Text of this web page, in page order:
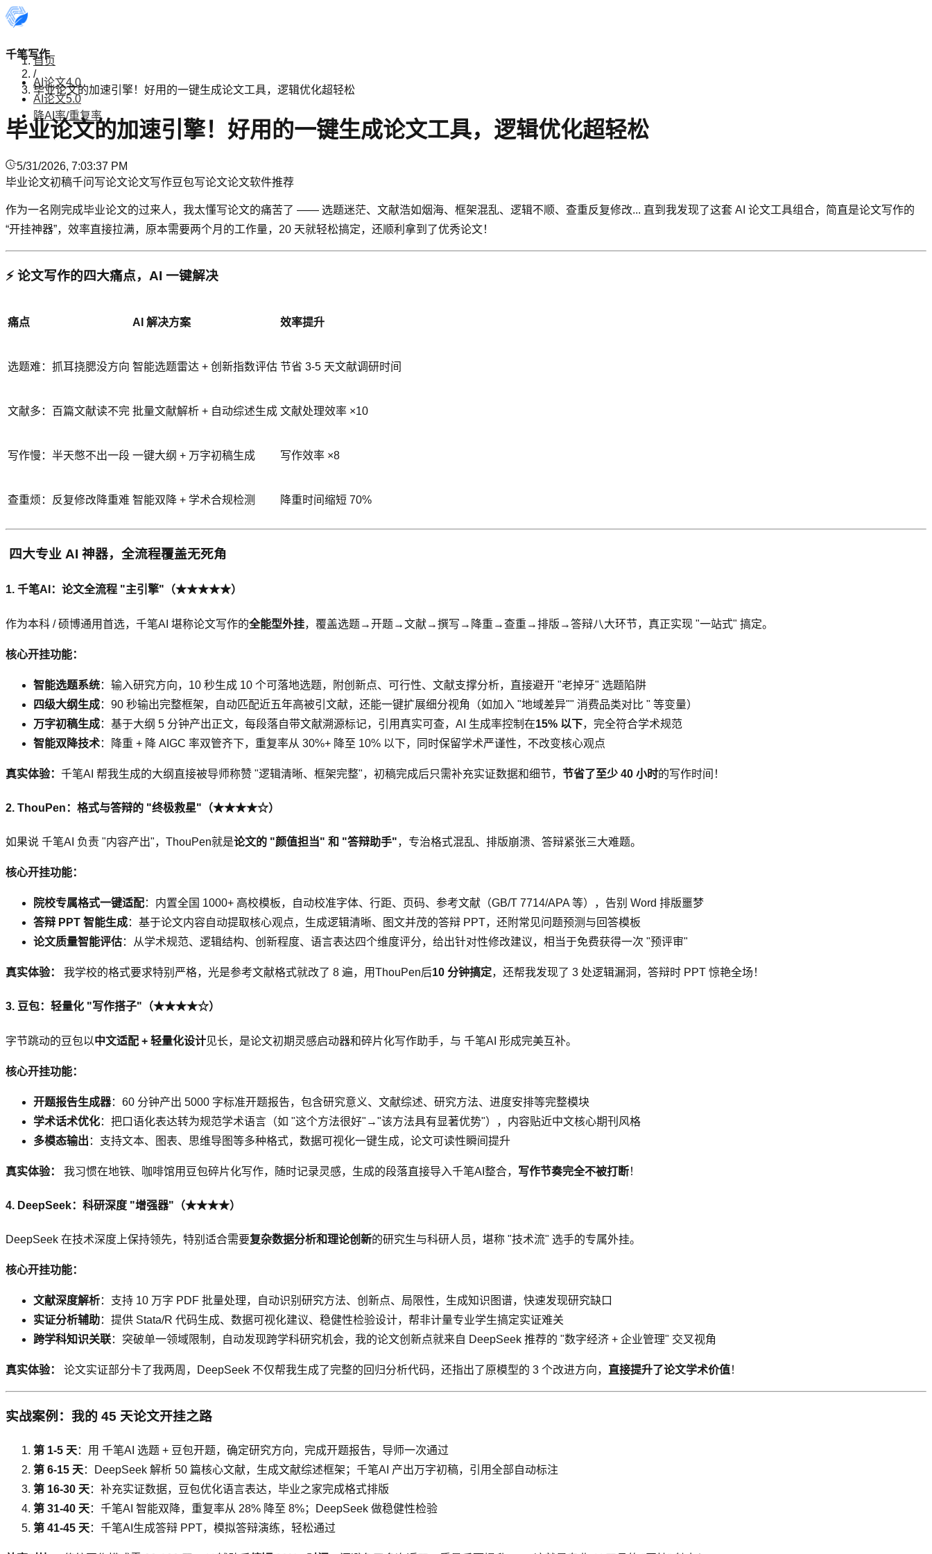
千笔写作
AI论文4.0
AI论文5.0
降AI率/重复率
首页
/
毕业论文的加速引擎！好用的一键生成论文工具，逻辑优化超轻松
毕业论文的加速引擎！好用的一键生成论文工具，逻辑优化超轻松
5/31/2026, 7:03:37 PM
毕业论文初稿千问写论文论文写作豆包写论文论文软件推荐
作为一名刚完成毕业论文的过来人，我太懂写论文的痛苦了 —— 选题迷茫、文献浩如烟海、框架混乱、逻辑不顺、查重反复修改... 直到我发现了这套 AI 论文工具组合，简直是论文写作的
“开挂神器”，效率直接拉满，原本需要两个月的工作量，20 天就轻松搞定，还顺利拿到了优秀论文！
⚡ 论文写作的四大痛点，AI 一键解决
痛点 AI 解决方案 效率提升
选题难：抓耳挠腮没方向 智能选题雷达 + 创新指数评估 节省 3-5 天文献调研时间
文献多：百篇文献读不完 批量文献解析 + 自动综述生成 文献处理效率 ×10
写作慢：半天憋不出一段 一键大纲 + 万字初稿生成 写作效率 ×8
查重烦：反复修改降重难 智能双降 + 学术合规检测 降重时间缩短 70%
️ 四大专业 AI 神器，全流程覆盖无死角
1. 千笔AI：论文全流程 "主引擎"（★★★★★）
作为本科 / 硕博通用首选，千笔AI 堪称论文写作的全能型外挂，覆盖选题→开题→文献→撰写→降重→查重→排版→答辩八大环节，真正实现 "一站式" 搞定。
核心开挂功能：
智能选题系统：输入研究方向，10 秒生成 10 个可落地选题，附创新点、可行性、文献支撑分析，直接避开 "老掉牙" 选题陷阱
四级大纲生成：90 秒输出完整框架，自动匹配近五年高被引文献，还能一键扩展细分视角（如加入 "地域差异"" 消费品类对比 " 等变量）
万字初稿生成：基于大纲 5 分钟产出正文，每段落自带文献溯源标记，引用真实可查，AI 生成率控制在15% 以下，完全符合学术规范
智能双降技术：降重 + 降 AIGC 率双管齐下，重复率从 30%+ 降至 10% 以下，同时保留学术严谨性，不改变核心观点
真实体验： 千笔AI 帮我生成的大纲直接被导师称赞 "逻辑清晰、框架完整"，初稿完成后只需补充实证数据和细节， 节省了至少 40 小时的写作时间！
2. ThouPen：格式与答辩的 "终极救星"（★★★★☆）
如果说 千笔AI 负责 "内容产出"，ThouPen就是论文的 "颜值担当" 和 "答辩助手"，专治格式混乱、排版崩溃、答辩紧张三大难题。
核心开挂功能：
院校专属格式一键适配：内置全国 1000+ 高校模板，自动校准字体、行距、页码、参考文献（GB/T 7714/APA 等），告别 Word 排版噩梦
答辩 PPT 智能生成：基于论文内容自动提取核心观点，生成逻辑清晰、图文并茂的答辩 PPT，还附常见问题预测与回答模板
论文质量智能评估：从学术规范、逻辑结构、创新程度、语言表达四个维度评分，给出针对性修改建议，相当于免费获得一次 "预评审"
真实体验： 我学校的格式要求特别严格，光是参考文献格式就改了 8 遍，用ThouPen后10 分钟搞定，还帮我发现了 3 处逻辑漏洞，答辩时 PPT 惊艳全场！
3. 豆包：轻量化 "写作搭子"（★★★★☆）
字节跳动的豆包以中文适配 + 轻量化设计见长，是论文初期灵感启动器和碎片化写作助手，与 千笔AI 形成完美互补。
核心开挂功能：
开题报告生成器：60 分钟产出 5000 字标准开题报告，包含研究意义、文献综述、研究方法、进度安排等完整模块
学术话术优化：把口语化表达转为规范学术语言（如 "这个方法很好"→"该方法具有显著优势"），内容贴近中文核心期刊风格
多模态输出 ：支持文本、图表、思维导图等多种格式，数据可视化一键生成，论文可读性瞬间提升
真实体验： 我习惯在地铁、咖啡馆用豆包碎片化写作，随时记录灵感，生成的段落直接导入千笔AI整合， 写作节奏完全不被打断！
4. DeepSeek：科研深度 "增强器"（★★★★）
DeepSeek 在技术深度上保持领先，特别适合需要复杂数据分析和理论创新的研究生与科研人员，堪称 "技术流" 选手的专属外挂。
核心开挂功能：
文献深度解析：支持 10 万字 PDF 批量处理，自动识别研究方法、创新点、局限性，生成知识图谱，快速发现研究缺口
实证分析辅助：提供 Stata/R 代码生成、数据可视化建议、稳健性检验设计，帮非计量专业学生搞定实证难关
跨学科知识关联：突破单一领域限制，自动发现跨学科研究机会，我的论文创新点就来自 DeepSeek 推荐的 "数字经济 + 企业管理" 交叉视角
真实体验： 论文实证部分卡了我两周，DeepSeek 不仅帮我生成了完整的回归分析代码，还指出了原模型的 3 个改进方向， 直接提升了论文学术价值！
实战案例：我的 45 天论文开挂之路
第 1-5 天：用 千笔AI 选题 + 豆包开题，确定研究方向，完成开题报告，导师一次通过
第 6-15 天：DeepSeek 解析 50 篇核心文献，生成文献综述框架；千笔AI 产出万字初稿，引用全部自动标注
第 16-30 天：补充实证数据，豆包优化语言表达，毕业之家完成格式排版
第 31-40 天：千笔AI 智能双降，重复率从 28% 降至 8%；DeepSeek 做稳健性检验
第 41-45 天：千笔AI生成答辩 PPT，模拟答辩演练，轻松通过